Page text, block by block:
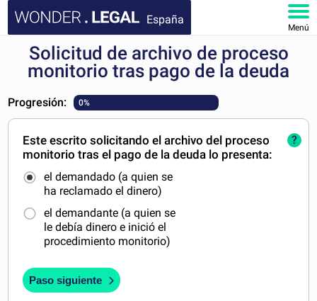
España
Menú
INICIO
Solicitud de archivo de proceso
monitorio tras pago de la deuda
Progresión: 0%
Este escrito solicitando el archivo del proceso
monitorio tras el pago de la deuda lo presenta:
el demandado (a quien se
ha reclamado el dinero)
el demandante (a quien se
le debía dinero e inició el
procedimiento monitorio)
?
Paso siguiente